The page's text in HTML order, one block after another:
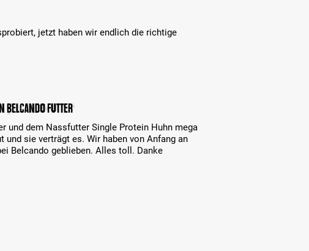
jetzt haben wir endlich die richtige
Belcando Futter
und dem Nassfutter Single Protein Huhn mega
sie verträgt es. Wir haben von Anfang an
Belcando geblieben. Alles toll. Danke